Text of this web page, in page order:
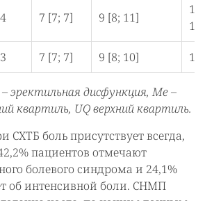
7 [7; 7] 9 [8; 11]
16]
7 [7; 7] 9 [8; 10] 14
эректильная дисфункция, Ме –
квартиль, UQ верхний квартиль.
боль присутствует всегда,
пациентов отмечают
болевого синдрома и 24,1%
об интенсивной боли. СНМП